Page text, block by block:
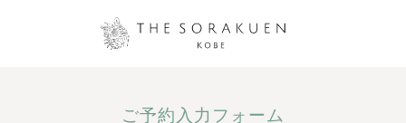
ご予約入力フォーム